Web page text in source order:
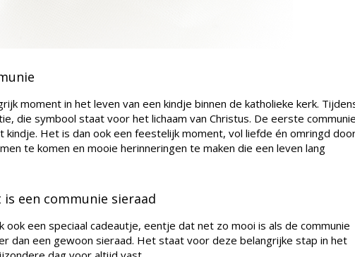
moment in het leven van een kindje binnen de katholieke kerk.
die symbool staat voor het lichaam van Christus. De eerste
kindje. Het is dan ook een feestelijk moment, vol liefde én omringd
te komen en mooie herinneringen te maken die een leven lang
een communie sieraad
een speciaal cadeautje, eentje dat net zo mooi is als de communie
dan een gewoon sieraad. Het staat voor deze belangrijke stap in het